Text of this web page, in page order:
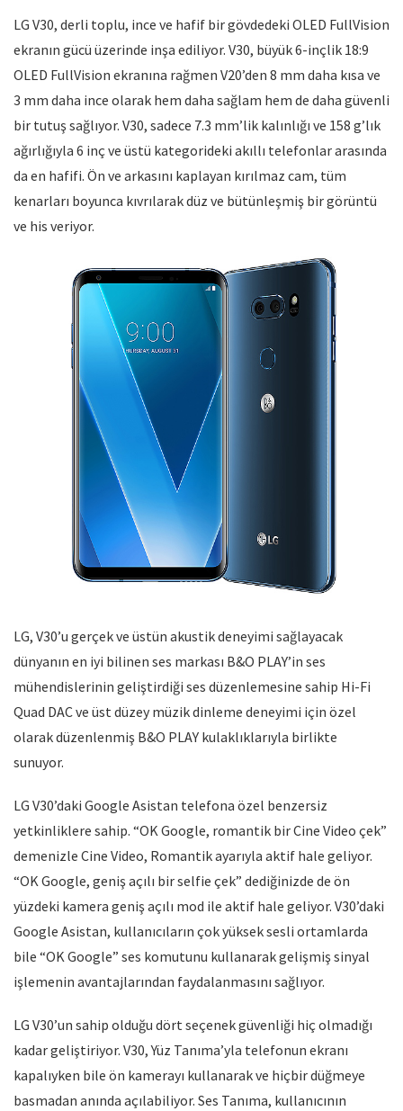
LG V30, derli toplu, ince ve hafif bir gövdedeki OLED FullVision
ekranın gücü üzerinde inşa ediliyor. V30, büyük 6-inçlik 18:9
OLED FullVision ekranına rağmen V20’den 8 mm daha kısa ve
3 mm daha ince olarak hem daha sağlam hem de daha güvenli
bir tutuş sağlıyor. V30, sadece 7.3 mm’lik kalınlığı ve 158 g’lık
ağırlığıyla 6 inç ve üstü kategorideki akıllı telefonlar arasında
da en hafifi. Ön ve arkasını kaplayan kırılmaz cam, tüm
kenarları boyunca kıvrılarak düz ve bütünleşmiş bir görüntü
ve his veriyor.
LG, V30’u gerçek ve üstün akustik deneyimi sağlayacak
dünyanın en iyi bilinen ses markası B&O PLAY’in ses
mühendislerinin geliştirdiği ses düzenlemesine sahip Hi-Fi
Quad DAC ve üst düzey müzik dinleme deneyimi için özel
olarak düzenlenmiş B&O PLAY kulaklıklarıyla birlikte
sunuyor.
LG V30’daki Google Asistan telefona özel benzersiz
yetkinliklere sahip. “OK Google, romantik bir Cine Video çek”
demenizle Cine Video, Romantik ayarıyla aktif hale geliyor.
“OK Google, geniş açılı bir selfie çek” dediğinizde de ön
yüzdeki kamera geniş açılı mod ile aktif hale geliyor. V30’daki
Google Asistan, kullanıcıların çok yüksek sesli ortamlarda
bile “OK Google” ses komutunu kullanarak gelişmiş sinyal
işlemenin avantajlarından faydalanmasını sağlıyor.
LG V30’un sahip olduğu dört seçenek güvenliği hiç olmadığı
kadar geliştiriyor. V30, Yüz Tanıma’yla telefonun ekranı
kapalıyken bile ön kamerayı kullanarak ve hiçbir düğmeye
basmadan anında açılabiliyor. Ses Tanıma, kullanıcının